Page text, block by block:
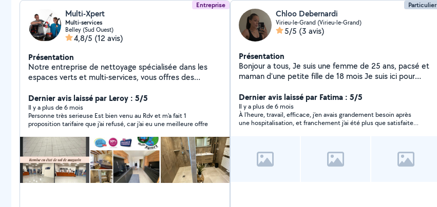
Entreprise
Multi-Xpert
Multi-services
Belley (Sud Ouest)
4,8/5 (12 avis)
Présentation
Notre entreprise de nettoyage spécialisée dans les
espaces verts et multi-services, vous offres des
particuliers. Nous assurons l'entretien des jardins, des
parcs et des espaces extérieurs, tout en proposant
des services complémentaires tels que le nettoyage
général, le bricolage, la maintenance ou les petites
réparations. Grâce à une équipe professionnelle et des
équipements performants, nous garantissons des
interventions efficaces, respectueuses de
l'environnement et personnalisées selon les exigences
de nos clients.
Dernier avis laissé par Leroy : 5/5
Il y a plus de 6 mois
Personne très serieuse Est bien venu au Rdv et m'a fait 1
proposition tarifaire que j'ai refusé, car j'ai eu une meilleure offre
Particulier
Chloo Debernardi
Virieu-le-Grand (Virieu-le-Grand)
5/5 (3 avis)
Présentation
Bonjour a tous, Je suis une femme de 25 ans, pacsé et
maman d'une petite fille de 18 mois Je suis ici pour
:D
Dernier avis laissé par Fatima : 5/5
Il y a plus de 6 mois
À l’heure, travail, efficace, j’en avais grandement besoin après
une hospitalisation, et franchement j’ai été plus que satisfaite